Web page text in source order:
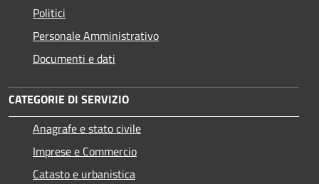
Politici
Personale Amministrativo
Documenti e dati
CATEGORIE DI SERVIZIO
Anagrafe e stato civile
Imprese e Commercio
Catasto e urbanistica